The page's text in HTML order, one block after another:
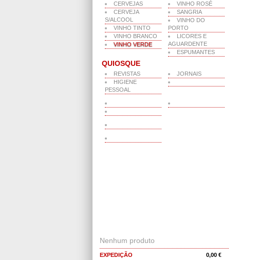
CERVEJAS
CERVEJA
S/ALCOOL
VINHO TINTO
VINHO BRANCO
VINHO VERDE
VINHO ROSÉ
SANGRIA
VINHO DO
PORTO
LICORES E
AGUARDENTE
ESPUMANTES
QUIOSQUE
REVISTAS
HIGIENE
PESSOAL
JORNAIS
Nenhum produto
EXPEDIÇÃO
0,00 €